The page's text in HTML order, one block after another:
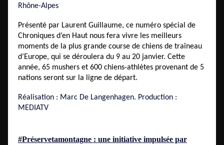
Rhône-Alpes
Présenté par Laurent Guillaume, ce numéro spécial de
Chroniques d’en Haut nous fera vivre les meilleurs
moments de la plus grande course de chiens de traîneau
d’Europe, qui se déroulera du 9 au 20 janvier. Cette
année, 65 mushers et 600 chiens-athlètes provenant de 5
nations seront sur la ligne de départ.
Réalisation : Marc De Langenhagen. Production :
MEDIATV
#Préservetamontagne : une initiative impulsée par